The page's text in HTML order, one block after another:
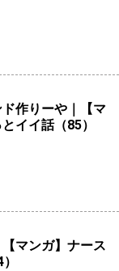
作りーや｜【マ
イイ話（85）
マンガ】ナース